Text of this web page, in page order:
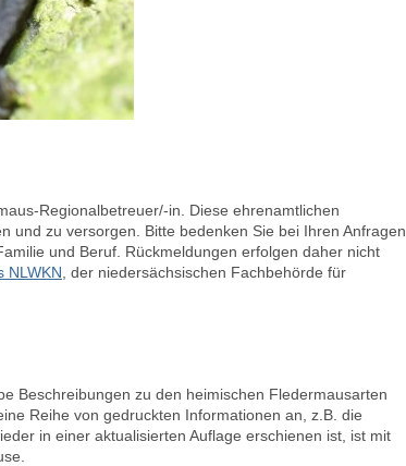
Regionalbetreuer/-in. Diese ehrenamtlichen
zu versorgen. Bitte bedenken Sie bei Ihren Anfragen,
und Beruf. Rückmeldungen erfolgen daher nicht
NLWKN , der niedersächsischen Fachbehörde für
Beschreibungen zu den heimischen Fledermausarten
Reihe von gedruckten Informationen an, z.B. die
in einer aktualisierten Auflage erschienen ist, ist mit